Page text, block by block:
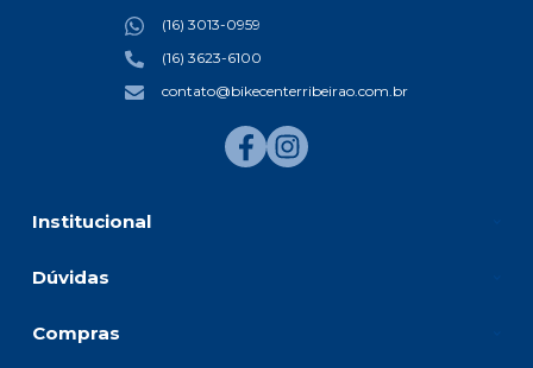
Institucional
Dúvidas
Compras
(16) 3013-0959
(16) 3623-6100
contato@bikecenterribeirao.com.br